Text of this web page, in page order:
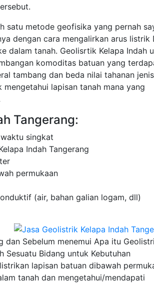
satu metode geofisika yang pernah
dengan cara mengalirkan arus listrik
dalam tanah. Geolisrtik Kelapa Indah
komoditas batuan yang
tambang dan beda nilai tahanan jenis
lapisan tanah mana yang
Tangerang:
singkat
Indah Tangerang
permukaan
(air, bahan galian logam, dll)
dan Sebelum menemui Apa itu
Sesuatu Bidang untuk Kebutuhan
lapisan batuan dibawah
tanah dan mengetahui/mendapati